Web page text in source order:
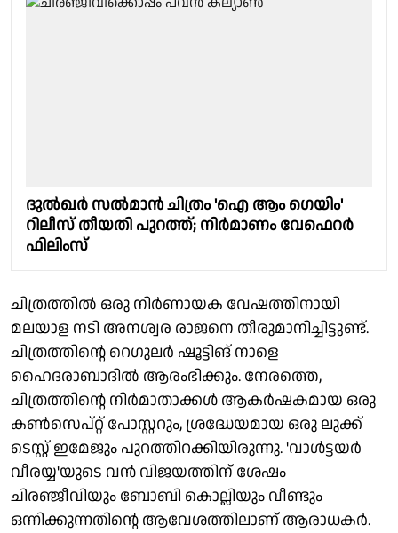
ദുൽഖർ സൽമാൻ ചിത്രം 'ഐ ആം ഗെയിം'
റിലീസ് തീയതി പുറത്ത്; നിർമാണം വേഫെറർ
ഫിലിംസ്
ചിത്രത്തിൽ ഒരു നിർണായക വേഷത്തിനായി
മലയാള നടി അനശ്വര രാജനെ തീരുമാനിച്ചിട്ടുണ്ട്.
ചിത്രത്തിന്റെ റെഗുലർ ഷൂട്ടിങ് നാളെ
ഹൈദരാബാദിൽ ആരംഭിക്കും. നേരത്തെ,
ചിത്രത്തിന്റെ നിർമാതാക്കൾ ആകർഷകമായ ഒരു
കൺസെപ്റ്റ് പോസ്റ്ററും, ശ്രദ്ധേയമായ ഒരു ലുക്ക്
ടെസ്റ്റ് ഇമേജും പുറത്തിറക്കിയിരുന്നു. 'വാൾട്ടയർ
വീരയ്യ'യുടെ വൻ വിജയത്തിന് ശേഷം
ചിരഞ്ജീവിയും ബോബി കൊല്ലിയും വീണ്ടും
ഒന്നിക്കുന്നതിന്റെ ആവേശത്തിലാണ് ആരാധകർ.